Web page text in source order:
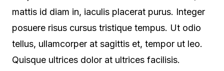
mattis id diam in, iaculis placerat purus. Integer
posuere risus cursus tristique tempus. Ut odio
tellus, ullamcorper at sagittis et, tempor ut leo.
Quisque ultrices dolor at ultrices facilisis.